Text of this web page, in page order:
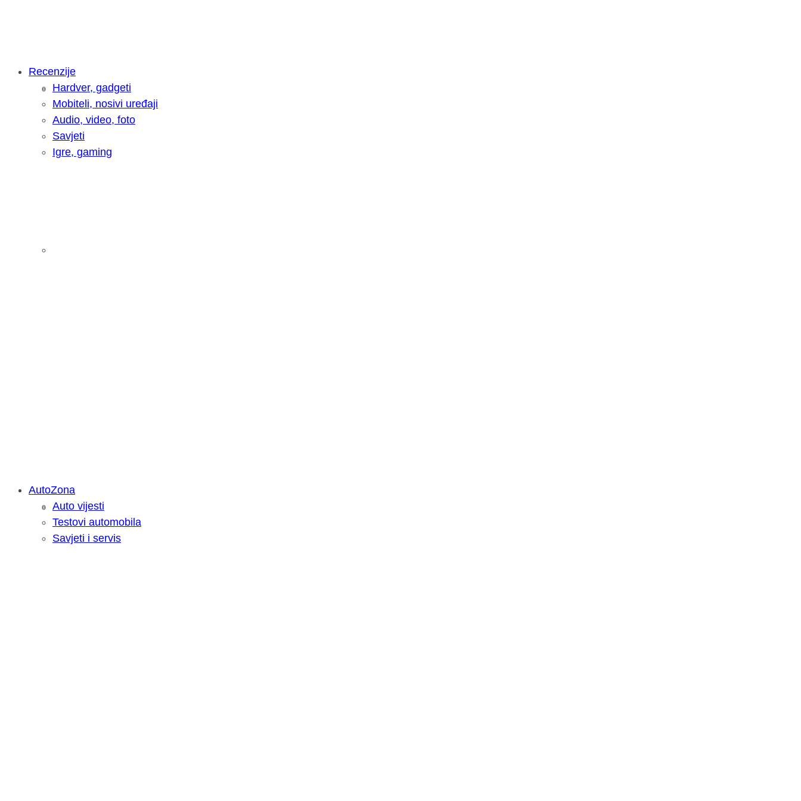
Intervju: Goran Jović, fotograf - Hrvatska kakvu svijet tek otkriva
Recenzije
Hardver, gadgeti
Mobiteli, nosivi uređaji
Audio, video, foto
Savjeti
Igre, gaming
Savjetujemo: Što učiniti kada vaš iPad treba servis? Alpha servis nudi rješenja
AutoZona
Auto vijesti
Testovi automobila
Savjeti i servis